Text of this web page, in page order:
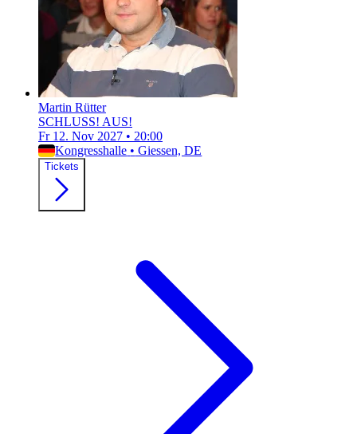
Martin Rütter
SCHLUSS! AUS!
Fr 12. Nov 2027 • 20:00
Kongresshalle • Giessen, DE
Tickets